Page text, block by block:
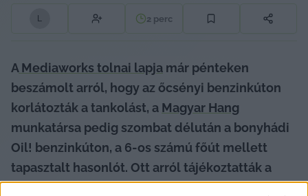
L 2 perc
A Mediaworks tolnai lapja már pénteken
beszámolt arról, hogy az őcsényi benzinkúton
korlátozták a tankolást, a Magyar Hang
munkatársa pedig szombat délután a bonyhádi
Oil! benzinkúton, a 6-os számú főút mellett
tapasztalt hasonlót. Ott arról tájékoztatták a
betérőket: a kialakult nemzetközi helyzetre